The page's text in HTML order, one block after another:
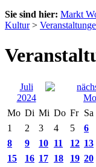
Sie sind hier: Markt
Kultur>
Juli
2024
Mo Di Mi Do Fr Sa
1
2 3 4 5 6
8
9 10 11 12 13
15
16 17 18 19 20